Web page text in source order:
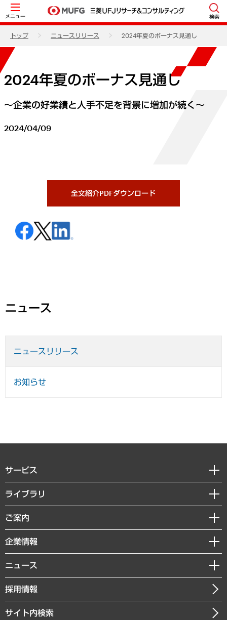
メニュー 検索
トップ ニュースリリース 2024年夏のボーナス見通し
2024年夏のボーナス見通し
～企業の好業績と人手不足を背景に増加が続く～
2024/04/09
全文紹介PDFダウンロード
ニュース
ニュースリリース
お知らせ
サービス
経営戦略
組織・人事戦略
デジタルイノベーション
共生・ダイバーシティ
GRC（ガバナンス・リスク・コンプライアンス）・防災（政策）
経済・産業・雇用・労働
ライブラリ
経済調査
レポート
コラム
経営用語集
受託・受注実績（官公庁関連）
メディア掲載・出演
ご案内
セミナー・イベント情報
MUFGビジネスセミナー
受託案件情報
企業情報
私たちの想い
社長メッセージ
会社概要
ニュース
ニュースリリース
お知らせ
採用情報
サイト内検索